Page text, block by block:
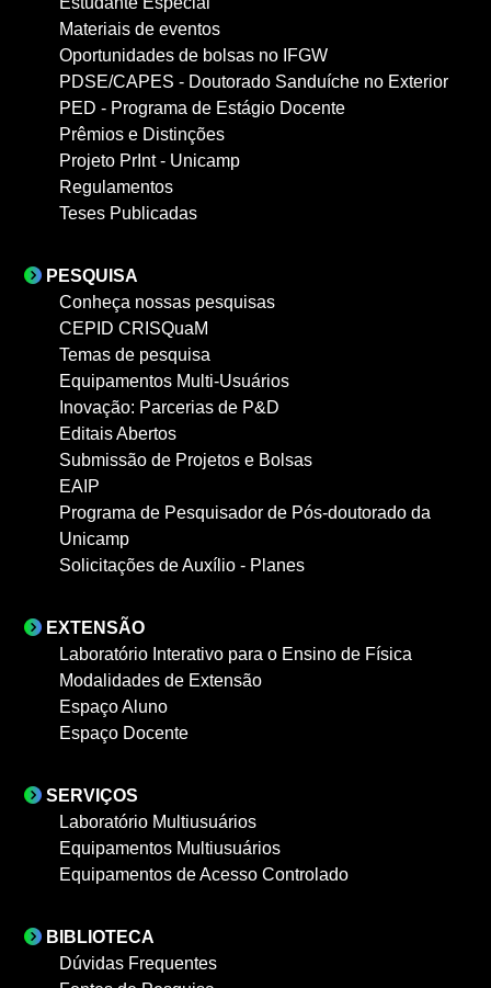
Materiais de eventos
Oportunidades de bolsas no IFGW
PDSE/CAPES - Doutorado Sanduíche no Exterior
PED - Programa de Estágio Docente
Prêmios e Distinções
Projeto PrInt - Unicamp
Regulamentos
Teses Publicadas
PESQUISA
Conheça nossas pesquisas
CEPID CRISQuaM
Temas de pesquisa
Equipamentos Multi-Usuários
Inovação: Parcerias de P&D
Editais Abertos
Submissão de Projetos e Bolsas
EAIP
Programa de Pesquisador de Pós-doutorado da
Unicamp
Solicitações de Auxílio - Planes
EXTENSÃO
Laboratório Interativo para o Ensino de Física
Modalidades de Extensão
Espaço Aluno
Espaço Docente
SERVIÇOS
Laboratório Multiusuários
Equipamentos Multiusuários
Equipamentos de Acesso Controlado
BIBLIOTECA
Dúvidas Frequentes